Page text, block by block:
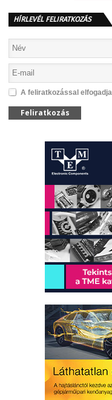
HÍRLEVÉL FELIRATKOZÁS
A feliratkozással elfogadja
Feliratkozás